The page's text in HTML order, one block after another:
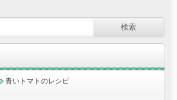
青いトマトのレシピ